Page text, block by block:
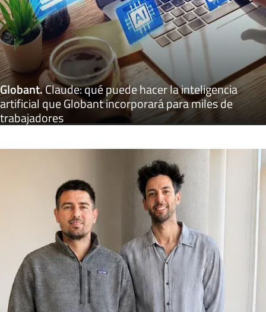
Globant.Claude: qué puede hacer la inteligencia
artificial que Globant incorporará para miles de
trabajadores